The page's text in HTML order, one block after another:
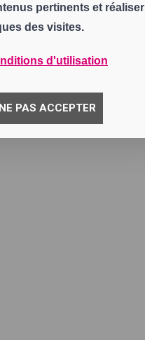
pertinents et réaliser
des visites.
d'utilisation
NE PAS ACCEPTER